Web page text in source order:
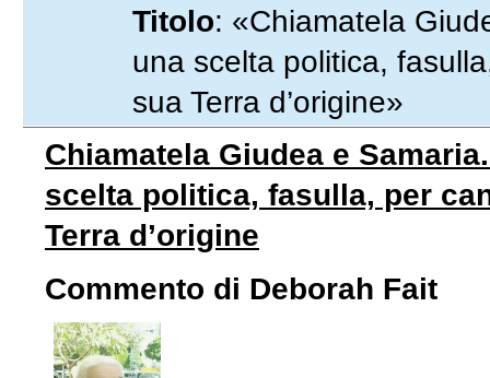
Titolo: «Chiamatela
una scelta politica,
sua Terra d’origine»
Chiamatela Giudea e
scelta politica, fasulla, per
Terra d’origine
Commento di Deborah Fait